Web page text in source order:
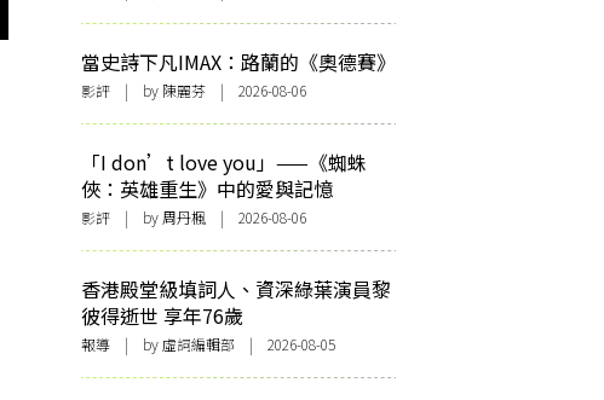
當史詩下凡IMAX：路蘭的《奧德賽》
影評 | by 陳麗芬 | 2026-08-06
「I don’t love you」——《蜘蛛
俠：英雄重生》中的愛與記憶
影評 | by 周丹楓 | 2026-08-06
香港殿堂級填詞人、資深綠葉演員黎
彼得逝世 享年76歲
報導 | by 虛詞編輯部 | 2026-08-05